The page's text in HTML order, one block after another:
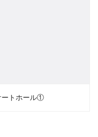
ートホール①